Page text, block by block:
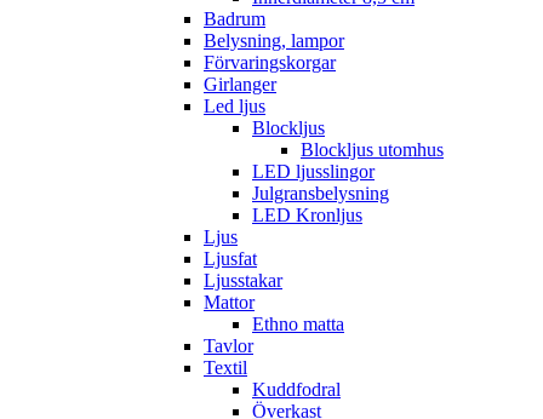
Badrum
Belysning, lampor
Förvaringskorgar
Girlanger
Led ljus
Blockljus
Blockljus utomhus
LED ljusslingor
Julgransbelysning
LED Kronljus
Ljus
Ljusfat
Ljusstakar
Mattor
Ethno matta
Tavlor
Textil
Kuddfodral
Överkast